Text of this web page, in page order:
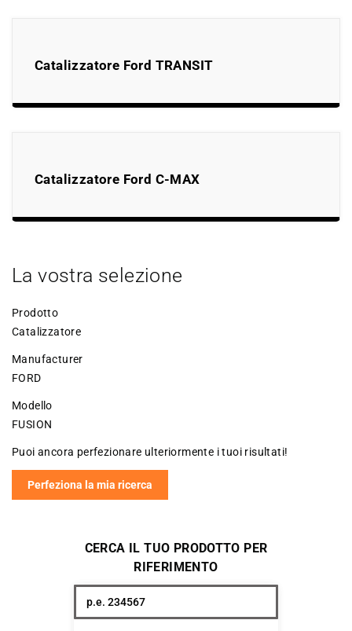
Catalizzatore Ford TRANSIT
Catalizzatore Ford C-MAX
La vostra selezione
Prodotto
Catalizzatore
Manufacturer
FORD
Modello
FUSION
Puoi ancora perfezionare ulteriormente i tuoi risultati!
Perfeziona la mia ricerca
CERCA IL TUO PRODOTTO PER
RIFERIMENTO